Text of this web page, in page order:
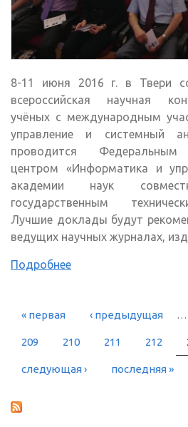
8-11 июня 2016 г. в Твери
всероссийская научная
учёных с международным
управление и системный
проводится Федеральным
центром «Информатика и
академии наук
государственным
Лучшие доклады будут
ведущих научных журналах,
Подробнее
СТРАНИЦЫ
« первая ‹ предыдущая …
209 210 211 212
следующая › последняя »